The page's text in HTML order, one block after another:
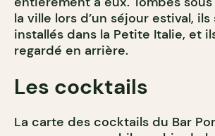
la ville lors d’un séjour estival,
installés dans la Petite Italie, et
regardé en arrière.
Les cocktails
La carte des cocktails du Bar